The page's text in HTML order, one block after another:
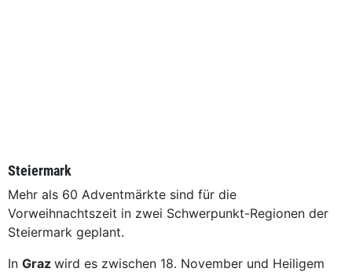
Steiermark
Mehr als 60 Adventmärkte sind für die
Vorweihnachtszeit in zwei Schwerpunkt-Regionen der
Steiermark geplant.
In Graz wird es zwischen 18. November und Heiligem